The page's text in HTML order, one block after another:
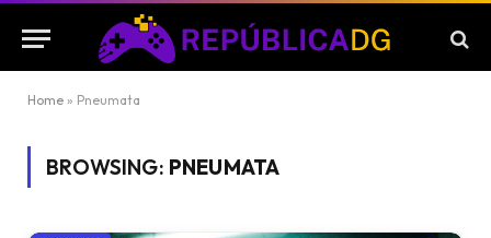
Home » Pneumata
BROWSING: PNEUMATA